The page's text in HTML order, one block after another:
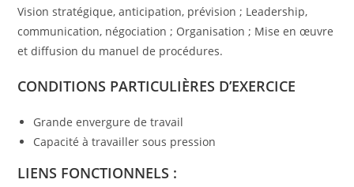
Vision stratégique, anticipation, prévision ; Leadership,
communication, négociation ; Organisation ; Mise en œuvre
et diffusion du manuel de procédures.
CONDITIONS PARTICULIÈRES D’EXERCICE
Grande envergure de travail
Capacité à travailler sous pression
LIENS FONCTIONNELS :